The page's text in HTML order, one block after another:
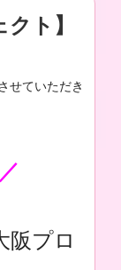
ト】
せていただき
阪プロ